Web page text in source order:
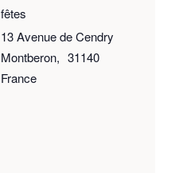
fêtes
13 Avenue de Cendry
Montberon, 31140
France